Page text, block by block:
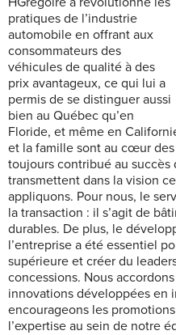
pratiques de l’industrie
automobile en offrant aux
consommateurs des
véhicules de qualité à des
prix avantageux, ce qui lui a
permis de se distinguer aussi
bien au Québec qu’en
Floride, et même en
et la famille sont au cœur
toujours contribué au succès
transmettent dans la vision
appliquons. Pour nous, le
la transaction : il s’agit de
durables. De plus, le
l’entreprise a été essentiel
supérieure et créer du
concessions. Nous
innovations développées en
encourageons les
l’expertise au sein de notre